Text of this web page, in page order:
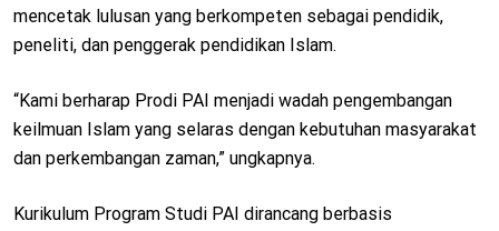
mencetak lulusan yang berkompeten sebagai pendidik,
peneliti, dan penggerak pendidikan Islam.
“Kami berharap Prodi PAI menjadi wadah pengembangan
keilmuan Islam yang selaras dengan kebutuhan masyarakat
dan perkembangan zaman,” ungkapnya.
Kurikulum Program Studi PAI dirancang berbasis